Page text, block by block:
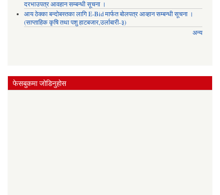
दरभाउपत्र आवहान सम्बन्धी सूचना ।
आय ठेक्का बन्दोबस्तका लागि E-Bid मार्फत बोलपत्र आव्हान सम्बन्धी सूचना ।
(साप्ताहिक कृषि तथा पशु हाटबजार,उर्लाबारी-३)
अन्य
फेसबुकमा जोडिनुहोस